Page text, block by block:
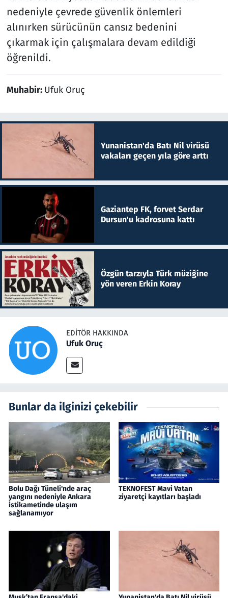
nedeniyle çevrede güvenlik önlemleri
alınırken sürücünün cansız bedenini
çıkarmak için çalışmalara devam edildiği
öğrenildi.
Muhabir: Ufuk Oruç
Yunanistan'da Batı Nil virüsü
vakaları geçen yıla göre arttı
Gaziantep FK, forvet Serdar
Dursun'u kadrosuna kattı
Özgün tarzıyla Türk müziğine
yön veren Erkin Koray
EDITÖR HAKKINDA
Ufuk Oruç
Bunlar da ilginizi çekebilir
Bolu Dağı Tüneli'nde araç
yangını nedeniyle Ankara
istikametinde ulaşım
sağlanamıyor
TEKNOFEST Mavi Vatan
ziyaretçi kayıtları başladı